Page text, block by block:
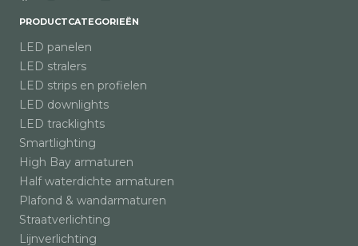
PRODUCTCATEGORIEËN
LED panelen
LED stralers
LED strips en profielen
LED downlights
LED tracklights
Smartlighting
High Bay armaturen
Half waterdichte armaturen
Plafond & wandarmaturen
Straatverlichting
Lijnverlichting